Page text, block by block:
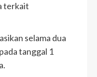
terkait
selama dua
tanggal 1